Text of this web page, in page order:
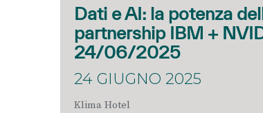
Dati e AI: la potenza
partnership IBM +
24/06/2025
24 GIUGNO 2025
Klima Hotel